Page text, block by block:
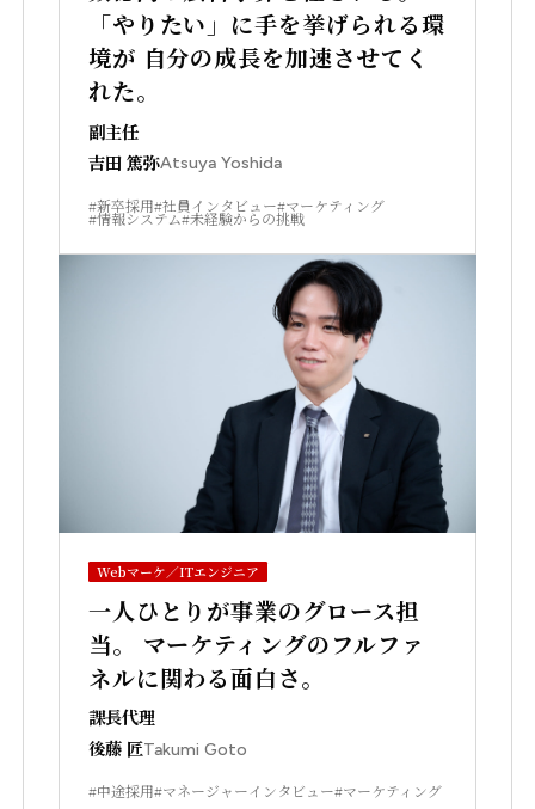
「やりたい」に手を挙げられる環
境が 自分の成長を加速させてく
れた。
副主任
吉田 篤弥Atsuya Yoshida
#新卒採用#社員インタビュー#マーケティング
#情報システム#未経験からの挑戦
Webマーケ／ITエンジニア
一人ひとりが事業のグロース担
当。 マーケティングのフルファ
ネルに関わる面白さ。
課長代理
後藤 匠Takumi Goto
#中途採用#マネージャーインタビュー#マーケティング